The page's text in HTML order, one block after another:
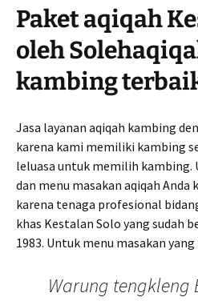
Paket aqiqah
oleh
kambing
Jasa layanan aqiqah kambing
karena kami memiliki kambing
leluasa untuk memilih kambing.
dan menu masakan aqiqah Anda
karena tenaga profesional
khas Kestalan Solo yang sudah
1983. Untuk menu masakan
Warung tengkleng